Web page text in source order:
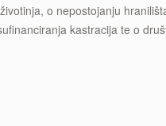
o nepostojanju
kastracija te o